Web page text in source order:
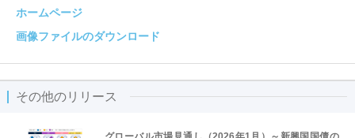
ホームページ
画像ファイルのダウンロード
その他のリリース